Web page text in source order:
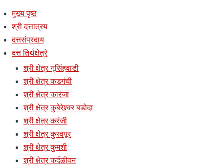
मुख्य पृष्ठ
श्री दत्तात्रय
दत्तसंप्रदाय
दत्त तिर्थक्षेत्रे
श्री क्षेत्र नृसिंहवाडी
श्री क्षेत्र कडगंची
श्री क्षेत्र कारंजा
श्री क्षेत्र कुबेरेश्र्वर बडोदा
श्री क्षेत्र करंजी
श्री क्षेत्र कुरवपूर
श्री क्षेत्र कुमशी
श्री क्षेत्र कर्दळीवन